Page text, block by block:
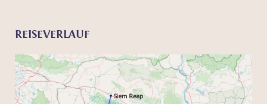
REISEVERLAUF